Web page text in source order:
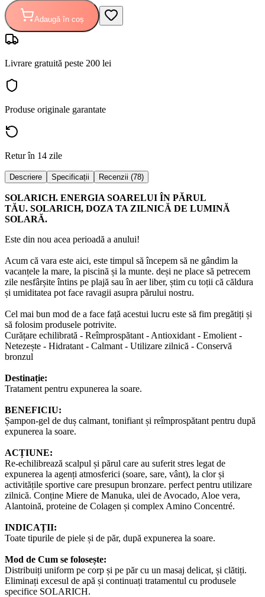
Adaugă în coș
Livrare gratuită peste 200 lei
Produse originale garantate
Retur în 14 zile
Descriere Specificații Recenzii (78)
SOLARICH. ENERGIA SOARELUI ÎN PĂRUL
TĂU. SOLARICH, DOZA TA ZILNICĂ DE LUMINĂ
SOLARĂ.
Este din nou acea perioadă a anului!
Acum că vara este aici, este timpul să începem să ne gândim la
vacanțele la mare, la piscină și la munte. deși ne place să petrecem
zile nesfârșite întins pe plajă sau în aer liber, știm cu toții că căldura
și umiditatea pot face ravagii asupra părului nostru.
Cel mai bun mod de a face față acestui lucru este să fim pregătiți și
să folosim produsele potrivite.
Curățare echilibrată - Reîmprospătant - Antioxidant - Emolient -
Netezește - Hidratant - Calmant - Utilizare zilnică - Conservă
bronzul
Destinație:
Tratament pentru expunerea la soare.
BENEFICIU:
Șampon-gel de duș calmant, tonifiant și reîmprospătant pentru după
expunerea la soare.
ACȚIUNE:
Re-echilibrează scalpul și părul care au suferit stres legat de
expunerea la agenți atmosferici (soare, sare, vânt), la clor și
activitățile sportive care presupun bronzare. perfect pentru utilizare
zilnică. Conține Miere de Manuka, ulei de Avocado, Aloe vera,
Alantoină, proteine de Colagen și complex Amino Concentré.
INDICAȚII:
Toate tipurile de piele și de păr, după expunerea la soare.
Mod de Cum se folosește:
Distribuiți uniform pe corp și pe păr cu un masaj delicat, și clătiți.
Eliminați excesul de apă și continuați tratamentul cu produsele
specifice SOLARICH.